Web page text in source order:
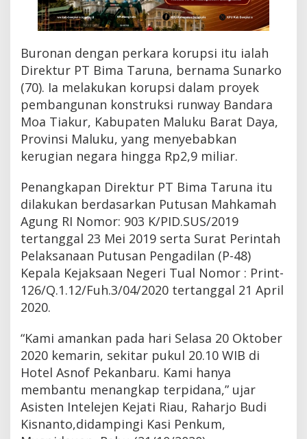
Buronan dengan perkara korupsi itu ialah
Direktur PT Bima Taruna, bernama Sunarko
(70). Ia melakukan korupsi dalam proyek
pembangunan konstruksi runway Bandara
Moa Tiakur, Kabupaten Maluku Barat Daya,
Provinsi Maluku, yang menyebabkan
kerugian negara hingga Rp2,9 miliar.
Penangkapan Direktur PT Bima Taruna itu
dilakukan berdasarkan Putusan Mahkamah
Agung RI Nomor: 903 K/PID.SUS/2019
tertanggal 23 Mei 2019 serta Surat Perintah
Pelaksanaan Putusan Pengadilan (P-48)
Kepala Kejaksaan Negeri Tual Nomor : Print-
126/Q.1.12/Fuh.3/04/2020 tertanggal 21 April
2020.
“Kami amankan pada hari Selasa 20 Oktober
2020 kemarin, sekitar pukul 20.10 WIB di
Hotel Asnof Pekanbaru. Kami hanya
membantu menangkap terpidana,” ujar
Asisten Intelejen Kejati Riau, Raharjo Budi
Kisnanto,didampingi Kasi Penkum,